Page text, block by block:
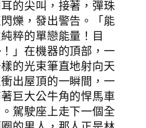
的尖叫，接著，彈珠
爍，發出警告。「能
粹的單戀能量！目
」在機器的頂部，一
的光束筆直地射向天
出屋頂的一瞬間，一
巨大公牛角的悍馬車
駕駛座上走下一個全